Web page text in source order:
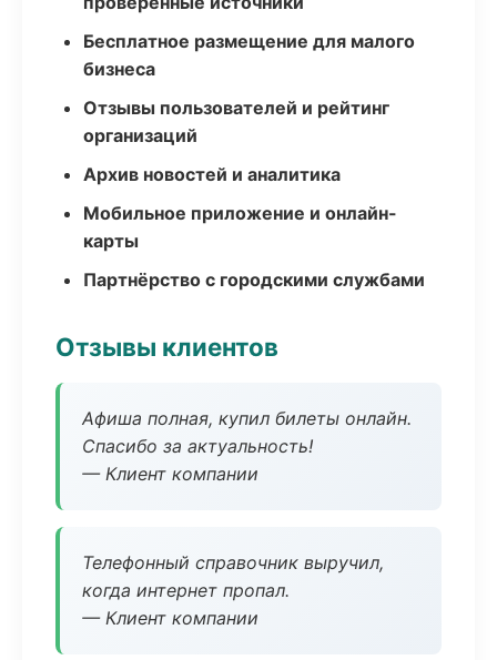
Бесплатное размещение для малого
бизнеса
Отзывы пользователей и рейтинг
организаций
Архив новостей и аналитика
Мобильное приложение и онлайн-
карты
Партнёрство с городскими службами
Отзывы клиентов
Афиша полная, купил билеты онлайн.
Спасибо за актуальность!
— Клиент компании
Телефонный справочник выручил,
когда интернет пропал.
— Клиент компании